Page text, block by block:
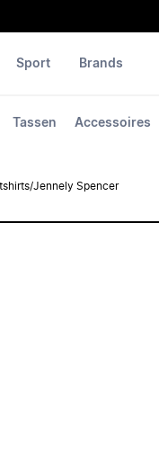
Tassen Accessoires
Sport Brands
/Jennely Spencer